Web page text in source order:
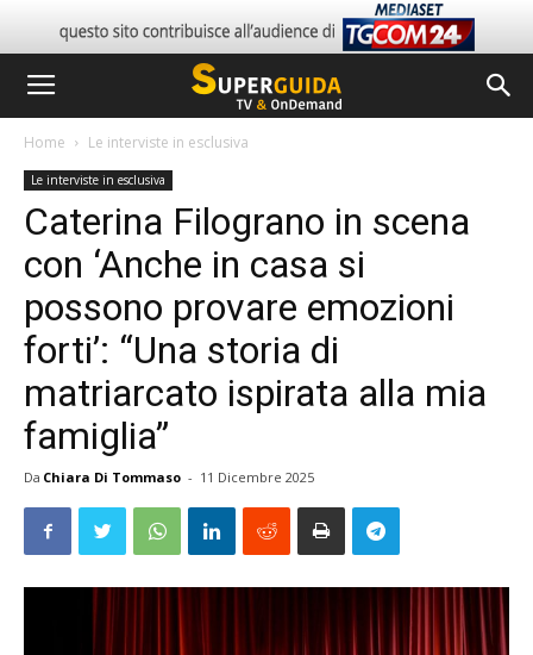
Home Le interviste in esclusiva
Le interviste in esclusiva
Caterina Filograno in scena
con ‘Anche in casa si
possono provare emozioni
forti’: “Una storia di
matriarcato ispirata alla mia
famiglia”
Da Chiara Di Tommaso - 11 Dicembre 2025